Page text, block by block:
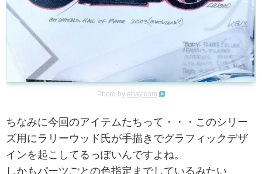
Photo by ebay.com
ちなみに今回のアイテムたちって・・・このシリー
ズ用にラリーウッド氏が手描きでグラフィックデザ
インを起こしてるっぽいんですよね。
しかもパーツごとの色指定までしているみたい